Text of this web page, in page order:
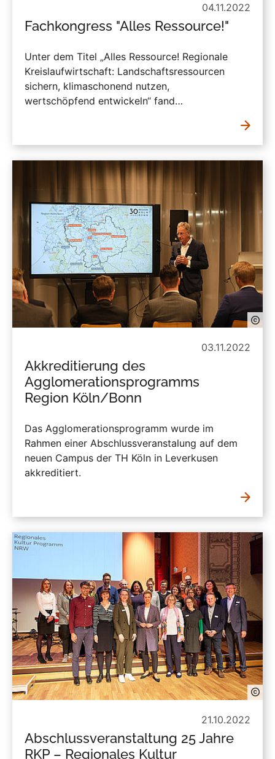
04.11.2022
Fachkongress "Alles Ressource!"
Unter dem Titel „Alles Ressource! Regionale
Kreislaufwirtschaft: Landschaftsressourcen
sichern, klimaschonend nutzen,
wertschöpfend entwickeln“ fand…
03.11.2022
Akkreditierung des
Agglomerationsprogramms
Region Köln/Bonn
Das Agglomerationsprogramm wurde im
Rahmen einer Abschlussveranstalung auf dem
neuen Campus der TH Köln in Leverkusen
akkreditiert.
21.10.2022
Abschlussveranstaltung 25 Jahre
RKP – Regionales Kultur